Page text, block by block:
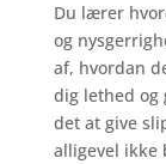
Du lærer
og
af, hvordan
dig lethed
det at give
alligevel ikke